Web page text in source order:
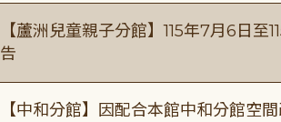
【蘆洲兒童親子分館】115年7月6日
告
【中和分館】因配合本館中和分館空